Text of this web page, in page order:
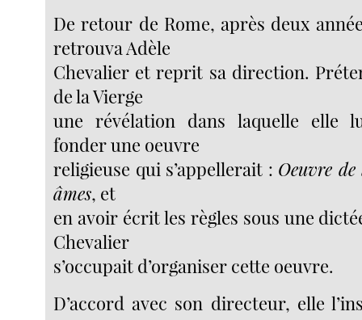
De retour de Rome, après deux
retrouva Adèle
Chevalier et reprit sa direction.
de la Vierge
une révélation dans laquelle elle
fonder une oeuvre
religieuse qui s’appellerait : Oeuvre
âmes, et
en avoir écrit les règles sous une
Chevalier
s’occupait d’organiser cette oeuvre.
D’accord avec son directeur, elle